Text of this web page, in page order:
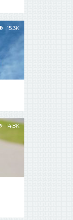
15.3K
14.8K